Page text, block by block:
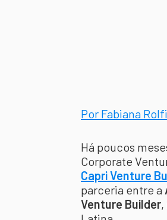
Por Fabiana
Há poucos
Corporate
Capri Venture
parceria entre a
Venture Builder